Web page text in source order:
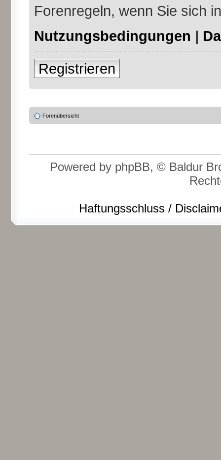
Forenregeln, wenn Sie sich
Nutzungsbedingungen |
Registrieren
Forenübersicht
Powered by phpBB, © Baldur
Haftungsschluss /